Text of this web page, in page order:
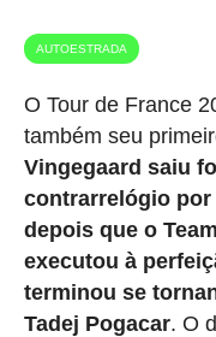
AUTOESTRADA
O Tour de France
também seu
Vingegaard saiu
contrarrelógio por
depois que o
executou à
terminou se
Tadej Pogacar. O